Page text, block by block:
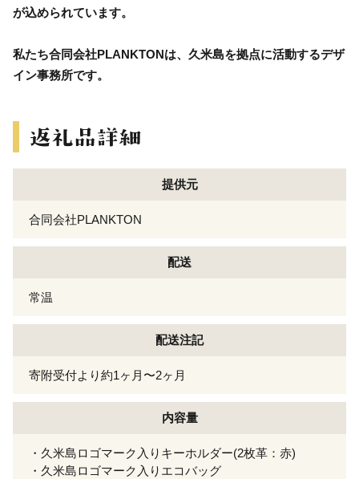
が込められています。
私たち合同会社PLANKTONは、久米島を拠点に活動するデザ
イン事務所です。
提供元
合同会社PLANKTON
配送
常温
配送注記
寄附受付より約1ヶ月〜2ヶ月
内容量
・久米島ロゴマーク入りキーホルダー(2枚革：赤)
・久米島ロゴマーク入りエコバッグ